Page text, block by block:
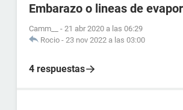
Embarazo o lineas de
Camm__ - 21 abr 2020 a las 06:29
Rocio - 23 nov 2022 a las 03:00
4 respuestas